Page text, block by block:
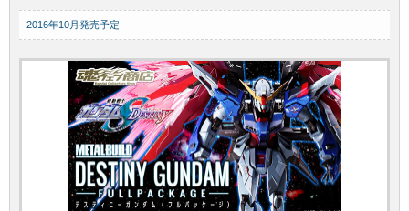
2016年10月発売予定